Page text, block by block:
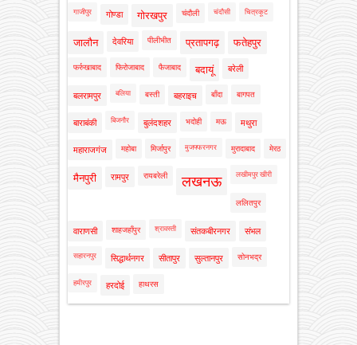
गाजीपुर गोण्डा गोरखपुर चंदौली चंदौसी चित्रकूट
जालौन देवरिया पीलीभीत प्रतापगढ़ फतेहपुर
फर्रुखाबाद फिरोजाबाद फैजाबाद बदायूं बरेली
बलरामपुर बलिया बस्ती बहराइच बाँदा बागपत
बाराबंकी बिजनौर बुलंदशहर भदोही मऊ मथुरा
महाराजगंज महोबा मिर्जापुर मुजफ्फरनगर मुरादाबाद मेरठ
मैनपुरी रामपुर रायबरेली लखनऊ लखीमपुर खीरी
ललितपुर
वाराणसी शाहजहाँपुर श्रावस्ती संतकबीरनगर संभल
सहारनपुर सिद्धार्थनगर सीतापुर सुल्तानपुर सोनभद्र
हमीरपुर हरदोई हाथरस